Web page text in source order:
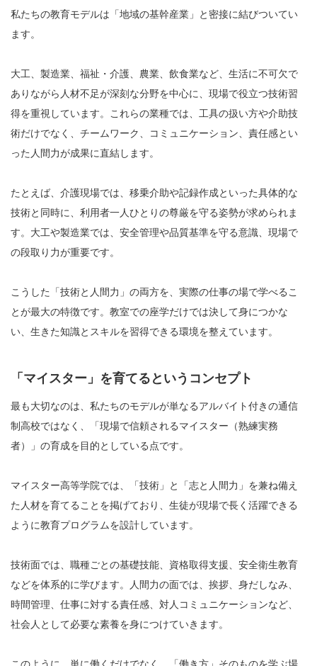
私たちの教育モデルは「地域の基幹産業」と密接に結びついてい
ます。
大工、製造業、福祉・介護、農業、飲食業など、生活に不可欠で
ありながら人材不足が深刻な分野を中心に、現場で役立つ技術習
得を重視しています。これらの業種では、工具の扱い方や介助技
術だけでなく、チームワーク、コミュニケーション、責任感とい
った人間力が成果に直結します。
たとえば、介護現場では、移乗介助や記録作成といった具体的な
技術と同時に、利用者一人ひとりの尊厳を守る姿勢が求められま
す。大工や製造業では、安全管理や品質基準を守る意識、現場で
の段取り力が重要です。
こうした「技術と人間力」の両方を、実際の仕事の場で学べるこ
とが最大の特徴です。教室での座学だけでは決して身につかな
い、生きた知識とスキルを習得できる環境を整えています。
「マイスター」を育てるというコンセプト
最も大切なのは、私たちのモデルが単なるアルバイト付きの通信
制高校ではなく、「現場で信頼されるマイスター（熟練実務
者）」の育成を目的としている点です。
マイスター高等学院では、「技術」と「志と人間力」を兼ね備え
た人材を育てることを掲げており、生徒が現場で長く活躍できる
ように教育プログラムを設計しています。
技術面では、職種ごとの基礎技能、資格取得支援、安全衛生教育
などを体系的に学びます。人間力の面では、挨拶、身だしなみ、
時間管理、仕事に対する責任感、対人コミュニケーションなど、
社会人として必要な素養を身につけていきます。